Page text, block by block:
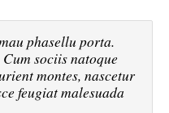
phasellu porta.
sociis natoque
montes, nascetur
feugiat malesuada